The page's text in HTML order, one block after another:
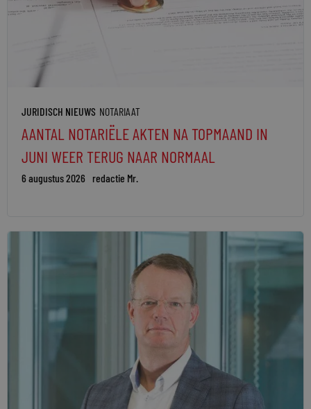
JURIDISCH NIEUWS NOTARIAAT
AANTAL NOTARIËLE AKTEN NA TOPMAAND IN
JUNI WEER TERUG NAAR NORMAAL
6 augustus 2026 redactie Mr.